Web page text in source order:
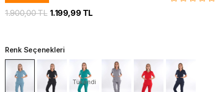
1.900,00 TL 1.199,99 TL
Renk Seçenekleri
Tükendi